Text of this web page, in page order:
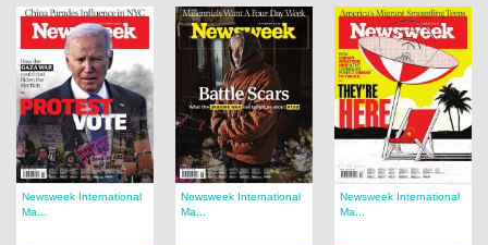
Newsweek International
Ma...
Newsweek International
Ma...
Newsweek International
Ma...